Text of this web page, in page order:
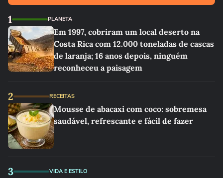
1 PLANETA
Em 1997, cobriram um local deserto na
Costa Rica com 12.000 toneladas de cascas
de laranja; 16 anos depois, ninguém
reconheceu a paisagem
2 RECEITAS
Mousse de abacaxi com coco: sobremesa
saudável, refrescante e fácil de fazer
3 VIDA E ESTILO